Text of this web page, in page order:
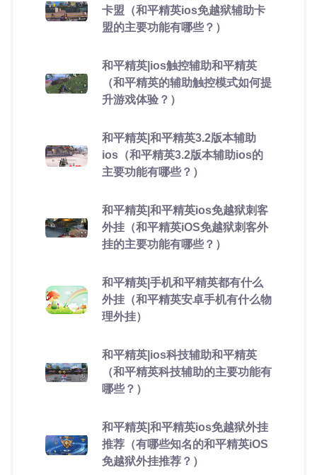
卡盟（和平精英ios免越狱辅助卡
盟的主要功能有哪些？）
和平精英|ios触控辅助和平精英
（和平精英的辅助触控模式如何提
升游戏体验？）
和平精英|和平精英3.2版本辅助
ios（和平精英3.2版本辅助ios的
主要功能有哪些？）
和平精英|和平精英ios免越狱刺客
外挂（和平精英iOS免越狱刺客外
挂的主要功能有哪些？）
和平精英|手机和平精英都有什么
外挂（和平精英安卓手机有什么物
理外挂）
和平精英|ios科技辅助和平精英
（和平精英科技辅助的主要功能有
哪些？）
和平精英|和平精英ios免越狱外挂
推荐（有哪些知名的和平精英iOS
免越狱外挂推荐？）